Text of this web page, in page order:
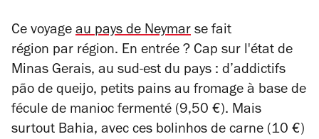
Ce voyage au pays de Neymar se fait
région par région. En entrée ? Cap sur l'état de
Minas Gerais, au sud-est du pays : d’addictifs
pão de queijo, petits pains au fromage à base de
fécule de manioc fermenté (9,50 €). Mais
surtout Bahia, avec ces bolinhos de carne (10 €)